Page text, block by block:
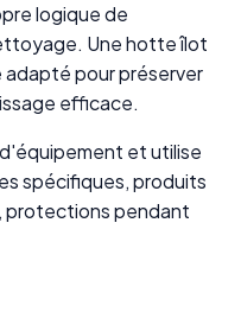
logique de
Une hotte îlot
pour préserver
efficace.
et utilise
spécifiques, produits
protections pendant